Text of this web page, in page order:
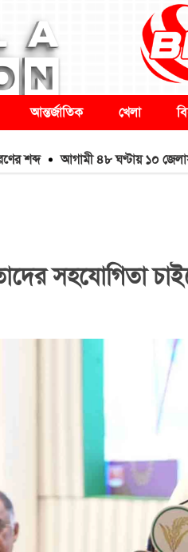
আন্তর্জাতিক খেলা
আগামী ৪৮ ঘণ্টায় ১০ জেলায় বন্যার
সহযোগিতা